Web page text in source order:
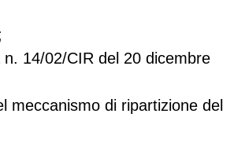
14/02/CIR del 20 dicembre
meccanismo di ripartizione del